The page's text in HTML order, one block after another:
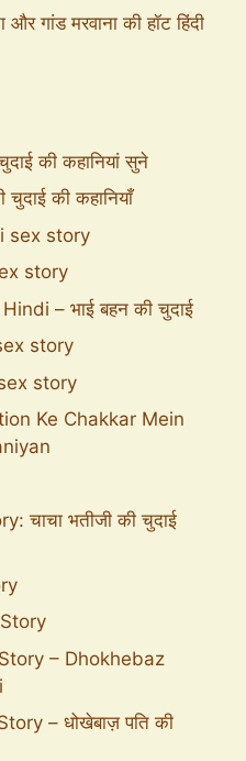
गांड मरवाना की हॉट हिंदी
की कहानियां सुने
की कहानियाँ
sex story
story
– भाई बहन की चुदाई
story
story
Ke Chakkar Mein
चाचा भतीजी की चुदाई
– Dhokhebaz
– धोखेबाज़ पति की